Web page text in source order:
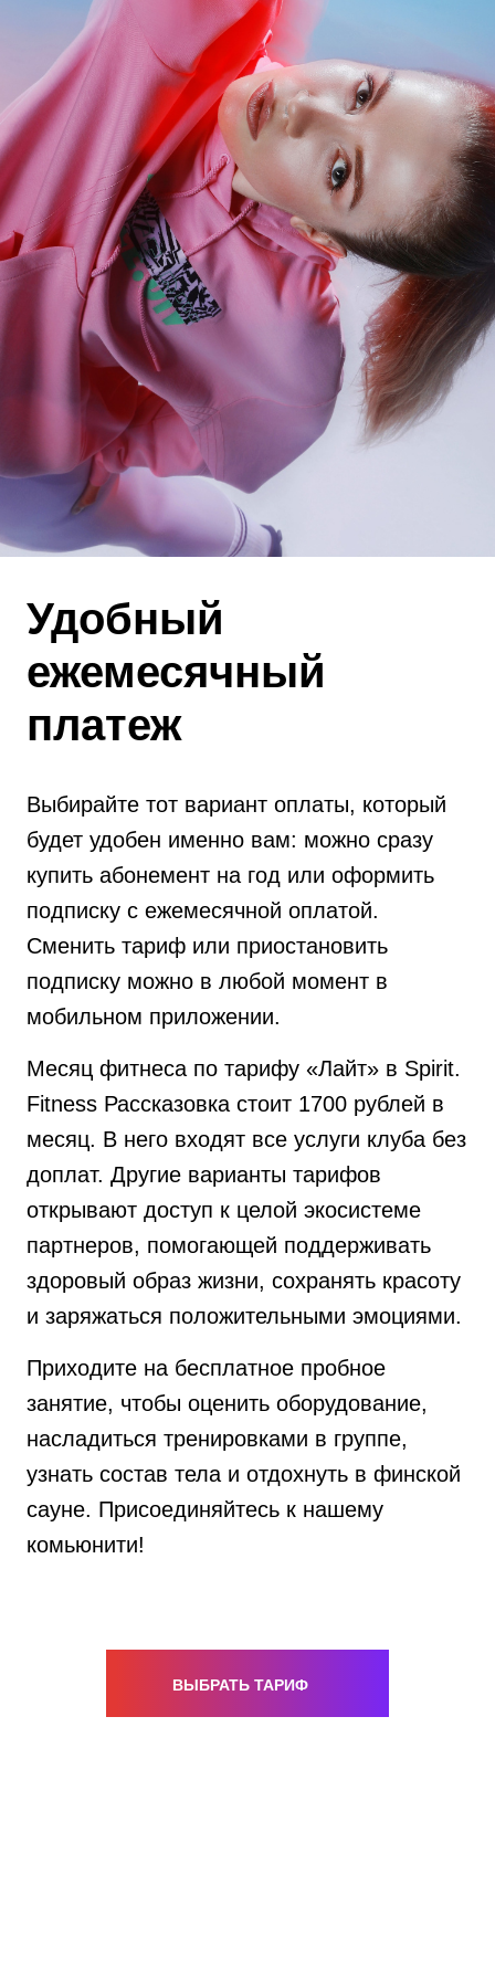
АКЦИИ
НОВОСТИ
Удобный
ежемесячный
платеж
Выбирайте тот вариант оплаты, который
будет удобен именно вам: можно сразу
купить абонемент на год или оформить
подписку с ежемесячной оплатой.
Сменить тариф или приостановить
подписку можно в любой момент в
мобильном приложении.
Месяц фитнеса по тарифу «Лайт» в Spirit.
Fitness Рассказовка стоит 1700 рублей в
месяц. В него входят все услуги клуба без
доплат. Другие варианты тарифов
открывают доступ к целой экосистеме
партнеров, помогающей поддерживать
здоровый образ жизни, сохранять красоту
и заряжаться положительными эмоциями.
Приходите на бесплатное пробное
занятие, чтобы оценить оборудование,
насладиться тренировками в группе,
узнать состав тела и отдохнуть в финской
сауне. Присоединяйтесь к нашему
комьюнити!
ВЫБРАТЬ ТАРИФ